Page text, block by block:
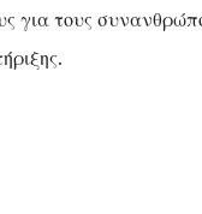
για τους